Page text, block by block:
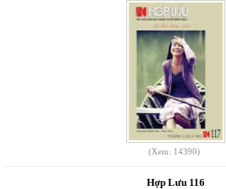
(Xem: 14390)
Hợp Lưu 116